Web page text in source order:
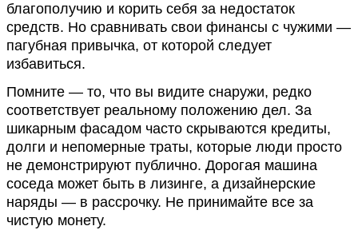
благополучию и корить себя за недостаток
средств. Но сравнивать свои финансы с чужими —
пагубная привычка, от которой следует
избавиться.
Помните — то, что вы видите снаружи, редко
соответствует реальному положению дел. За
шикарным фасадом часто скрываются кредиты,
долги и непомерные траты, которые люди просто
не демонстрируют публично. Дорогая машина
соседа может быть в лизинге, а дизайнерские
наряды — в рассрочку. Не принимайте все за
чистую монету.